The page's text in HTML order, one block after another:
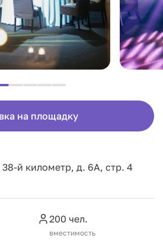
на площадку
й километр, д. 6А, стр. 4
200 чел.
вместимость